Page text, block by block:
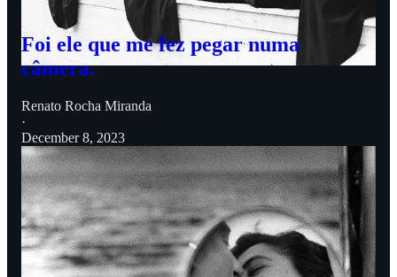
Foi ele que me fez pegar numa
câmera.
Renato Rocha Miranda
·
December 8, 2023